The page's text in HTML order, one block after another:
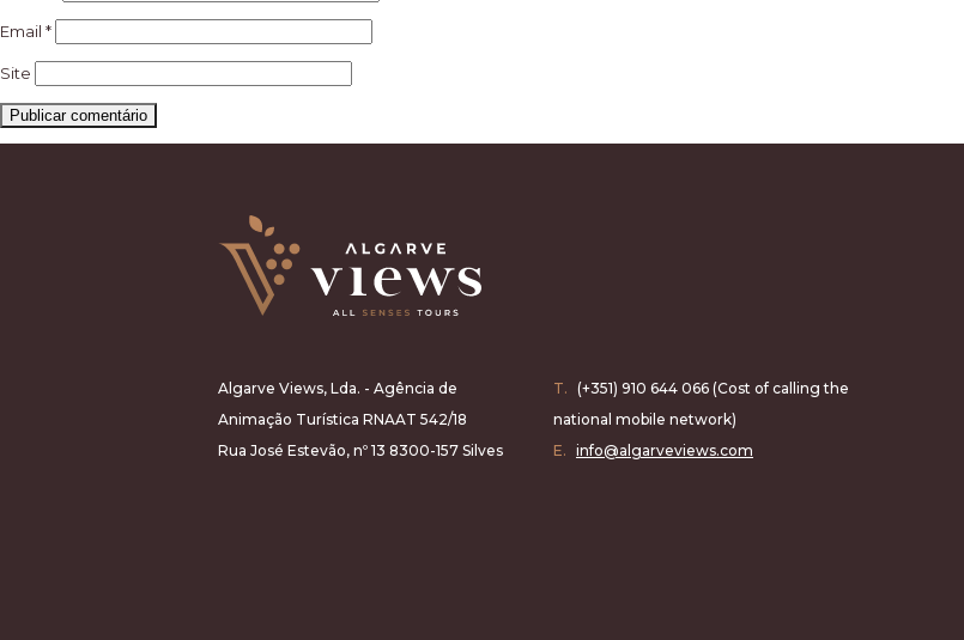
Email *
Site
Algarve Views, Lda. - Agência de
Animação Turística RNAAT 542/18
Rua José Estevão, nº 13 8300-157 Silves
T. (+351) 910 644 066 (Cost of calling the
national mobile network)
E. info@algarveviews.com